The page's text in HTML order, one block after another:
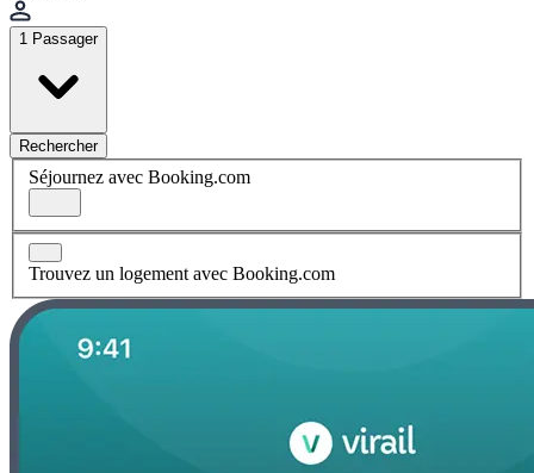
1 Passager
Rechercher
Séjournez avec Booking.com
Trouvez un logement avec Booking.com